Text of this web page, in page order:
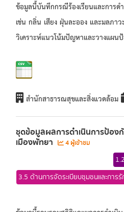
ข้อมูลนี้บันทึกกรณีร้องเรียนและการด
เช่น กลิ่น เสียง ฝุ่นละออง และมลภา
วิเคราะห์แนวโน้มปัญหาและวางแผน
สำนักสาธารณสุขและสิ่งแวดล้อม
ชุดข้อมูลผลการดำเนินการป้อง
เมืองพัทยา 4 ผู้เข้าชม
3.5 ด้านการจัดระเบียบชุมชนและกา